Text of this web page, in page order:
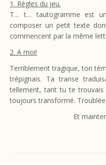
1. Règles du jeu.
T… t… tautogramme est
composer un petit texte
commencent par la même
2. A moi!
Terriblement tragique, ton
trépignais. Ta transe
tellement, tant tu te
toujours transformé.
Et